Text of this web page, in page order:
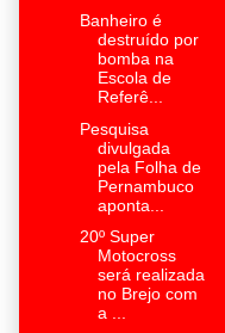
Banheiro é
destruído por
bomba na
Escola de
Referê...
Pesquisa
divulgada
pela Folha de
Pernambuco
aponta...
20º Super
Motocross
será realizada
no Brejo com
a ...